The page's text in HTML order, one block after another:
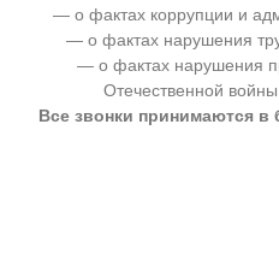
— о фактах коррупции и
— о фактах нарушения
— о фактах нарушения
Отечественной
Все звонки принимаются в